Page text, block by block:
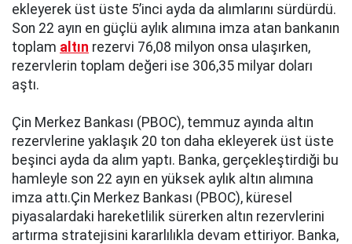
ekleyerek üst üste 5’inci ayda da alımlarını sürdürdü.
Son 22 ayın en güçlü aylık alımına imza atan bankanın
toplam altın rezervi 76,08 milyon onsa ulaşırken,
rezervlerin toplam değeri ise 306,35 milyar doları
aştı.
Çin Merkez Bankası (PBOC), temmuz ayında altın
rezervlerine yaklaşık 20 ton daha ekleyerek üst üste
beşinci ayda da alım yaptı. Banka, gerçekleştirdiği bu
hamleyle son 22 ayın en yüksek aylık altın alımına
imza attı.Çin Merkez Bankası (PBOC), küresel
piyasalardaki hareketlilik sürerken altın rezervlerini
artırma stratejisini kararlılıkla devam ettiriyor. Banka,